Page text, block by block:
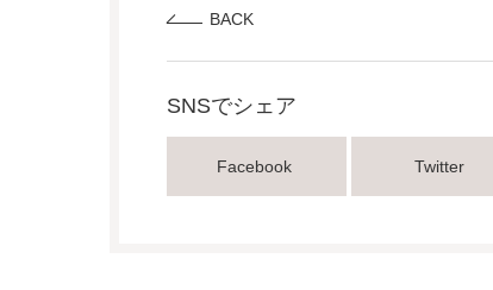
BACK
SNSでシェア
Facebook Twitter